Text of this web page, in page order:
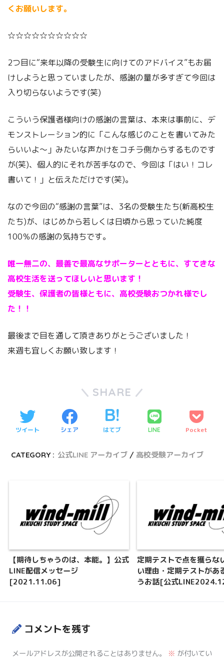
くお願いします。
☆☆☆☆☆☆☆☆☆☆
2つ目に“来年以降の受験生に向けてのアドバイス”もお届
けしようと思っていましたが、感謝の量が多すぎて今回は
入り切らないようです(笑)
こういう保護者様向けの感謝の言葉は、本来は事前に、デ
モンストレーション的に「こんな感じのことを書いてみた
らいいよ～」みたいな声かけをコチラ側からするものです
が(笑)、個人的にそれが苦手なので、今回は「はい！コレ
書いて！」と伝えただけです(笑)。
なので今回の“感謝の言葉”は、3名の受験生たち(新高校生
たち)が、はじめから若しくは日頃から思っていた純度
100％の感謝の気持ちです。
唯一無二の、最善で最高なサポーターとともに、すてきな
高校生活を送ってほしいと思います！
受験生、保護者の皆様ともに、高校受験おつかれ様でし
た！！
最後まで目を通して頂きありがとうございました！
来週も宜しくお願い致します！
SHARE
ツイート シェア はてブ LINE Pocket
CATEGORY : 公式LINE アーカイブ 高校受験アーカイブ
【期待しちゃうのは、本能。】公式
LINE配信メッセージ
[2021.11.06]
定期テストで点を獲らな
い理由・定期テストがあ
うお話[公式
コメントを残す
メールアドレスが公開されることはありません。 ※ が付いてい